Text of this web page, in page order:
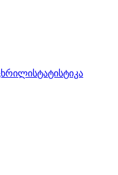
სტატისტიკა